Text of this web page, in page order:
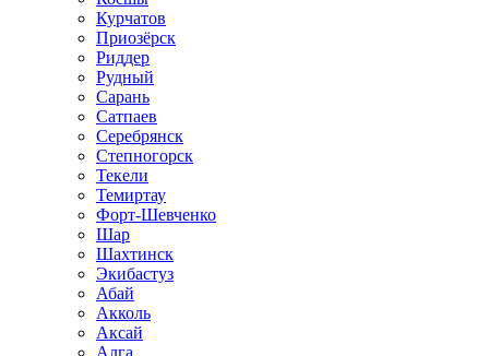
Курчатов
Приозёрск
Риддер
Рудный
Сарань
Сатпаев
Серебрянск
Степногорск
Текели
Темиртау
Форт-Шевченко
Шар
Шахтинск
Экибастуз
Абай
Акколь
Аксай
Алга